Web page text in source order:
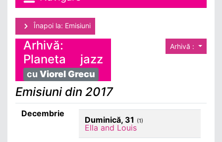
Înapoi la: Emisiuni
Arhivă :
Arhivă:
Planeta jazz
cuViorel Grecu
Emisiuni din 2017
Decembrie
Duminică, 31 (1)
Ella and Louis